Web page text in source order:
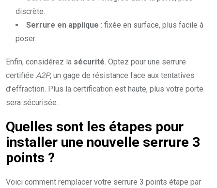
discrète.
Serrure en applique : fixée en surface, plus facile à
poser.
Enfin, considérez la sécurité. Optez pour une serrure
certifiée A2P, un gage de résistance face aux tentatives
d’effraction. Plus la certification est haute, plus votre porte
sera sécurisée.
Quelles sont les étapes pour
installer une nouvelle serrure 3
points ?
Voici comment remplacer votre serrure 3 points étape par